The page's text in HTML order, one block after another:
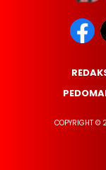
COPYRIGHT ©